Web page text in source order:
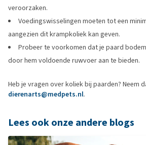
veroorzaken.
Voedingswisselingen moeten tot een
aangezien dit krampkoliek kan geven.
Probeer te voorkomen dat je paard
door hem voldoende ruwvoer aan te bieden.
Heb je vragen over koliek bij paarden? Neem
dierenarts@medpets.nl.
Lees ook onze andere blogs